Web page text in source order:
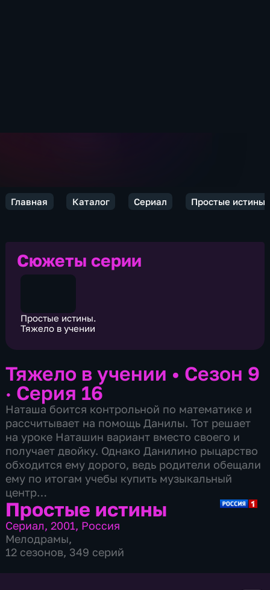
Главная Каталог Сериал Простые истины
Сюжеты серии
Простые истины.
Тяжело в учении
Тяжело в учении • Сезон 9
· Серия 16
Наташа боится контрольной по математике и
рассчитывает на помощь Данилы. Тот решает
на уроке Наташин вариант вместо своего и
получает двойку. Однако Данилино рыцарство
обходится ему дорого, ведь родители обещали
ему по итогам учебы купить музыкальный
центр…
Простые истины
Сериал,2001, Россия
Мелодрамы,
12 сезонов, 349 серий